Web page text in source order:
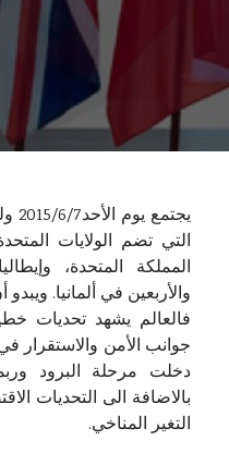
التي تضم الولايات
المملكة المتحدة،
والأربعين في ألمانيا.
فالعالم يشهد تحديات
جوانب الأمن والاستقرار
دخلت مرحلة البرود
بالاضافة الى التحديات
التغير المناخي.